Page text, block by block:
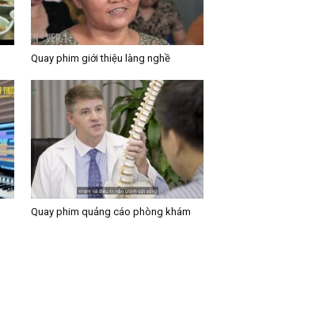
Quay phim giới thiệu làng nghề
Quay phim quảng cáo phòng khám